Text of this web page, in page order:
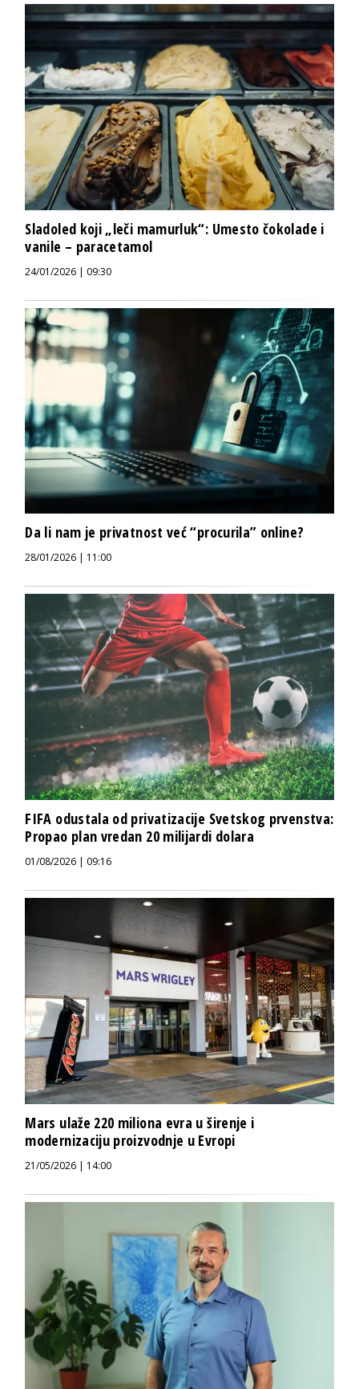
Sladoled koji „leči mamurluk“: Umesto čokolade i
vanile – paracetamol
24/01/2026 | 09:30
Da li nam je privatnost već “procurila” online?
28/01/2026 | 11:00
FIFA odustala od privatizacije Svetskog prvenstva:
Propao plan vredan 20 milijardi dolara
01/08/2026 | 09:16
Mars ulaže 220 miliona evra u širenje i
modernizaciju proizvodnje u Evropi
21/05/2026 | 14:00